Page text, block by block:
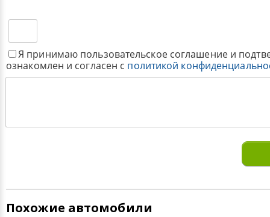
Я принимаю пользовательское соглашение и
ознакомлен и согласен с политикой
Похожие автомобили